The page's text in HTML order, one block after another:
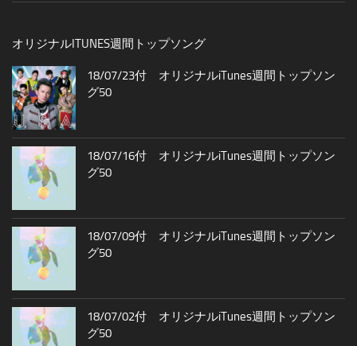
オリジナルITUNES週間トップソング
18/07/23付 オリジナルiTunes週間トップソン
グ50
18/07/16付 オリジナルiTunes週間トップソン
グ50
18/07/09付 オリジナルiTunes週間トップソン
グ50
18/07/02付 オリジナルiTunes週間トップソン
グ50